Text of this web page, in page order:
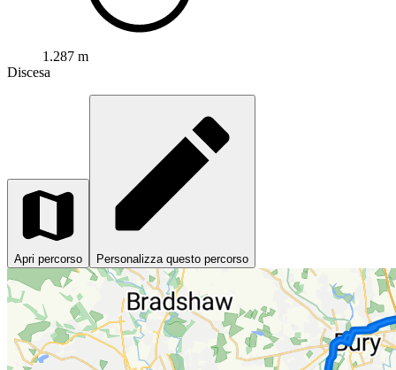
1.287 m
Discesa
Apri percorso Personalizza questo percorso